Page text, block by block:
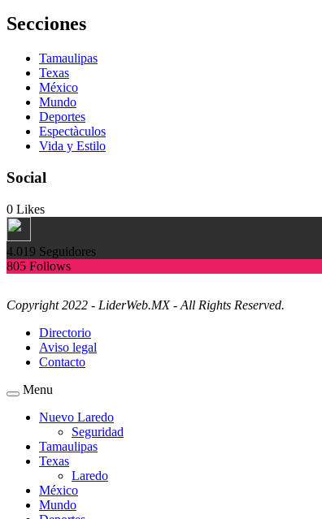
Secciones
Tamaulipas
Texas
México
Mundo
Deportes
Espectàculos
Vida y Estilo
Social
0 Likes
4.019 Seguidores
805 Follows
Copyright 2022 - LiderWeb.MX - All Rights Reserved.
Directorio
Aviso legal
Contacto
Menu
Nuevo Laredo
Seguridad
Tamaulipas
Texas
Laredo
México
Mundo